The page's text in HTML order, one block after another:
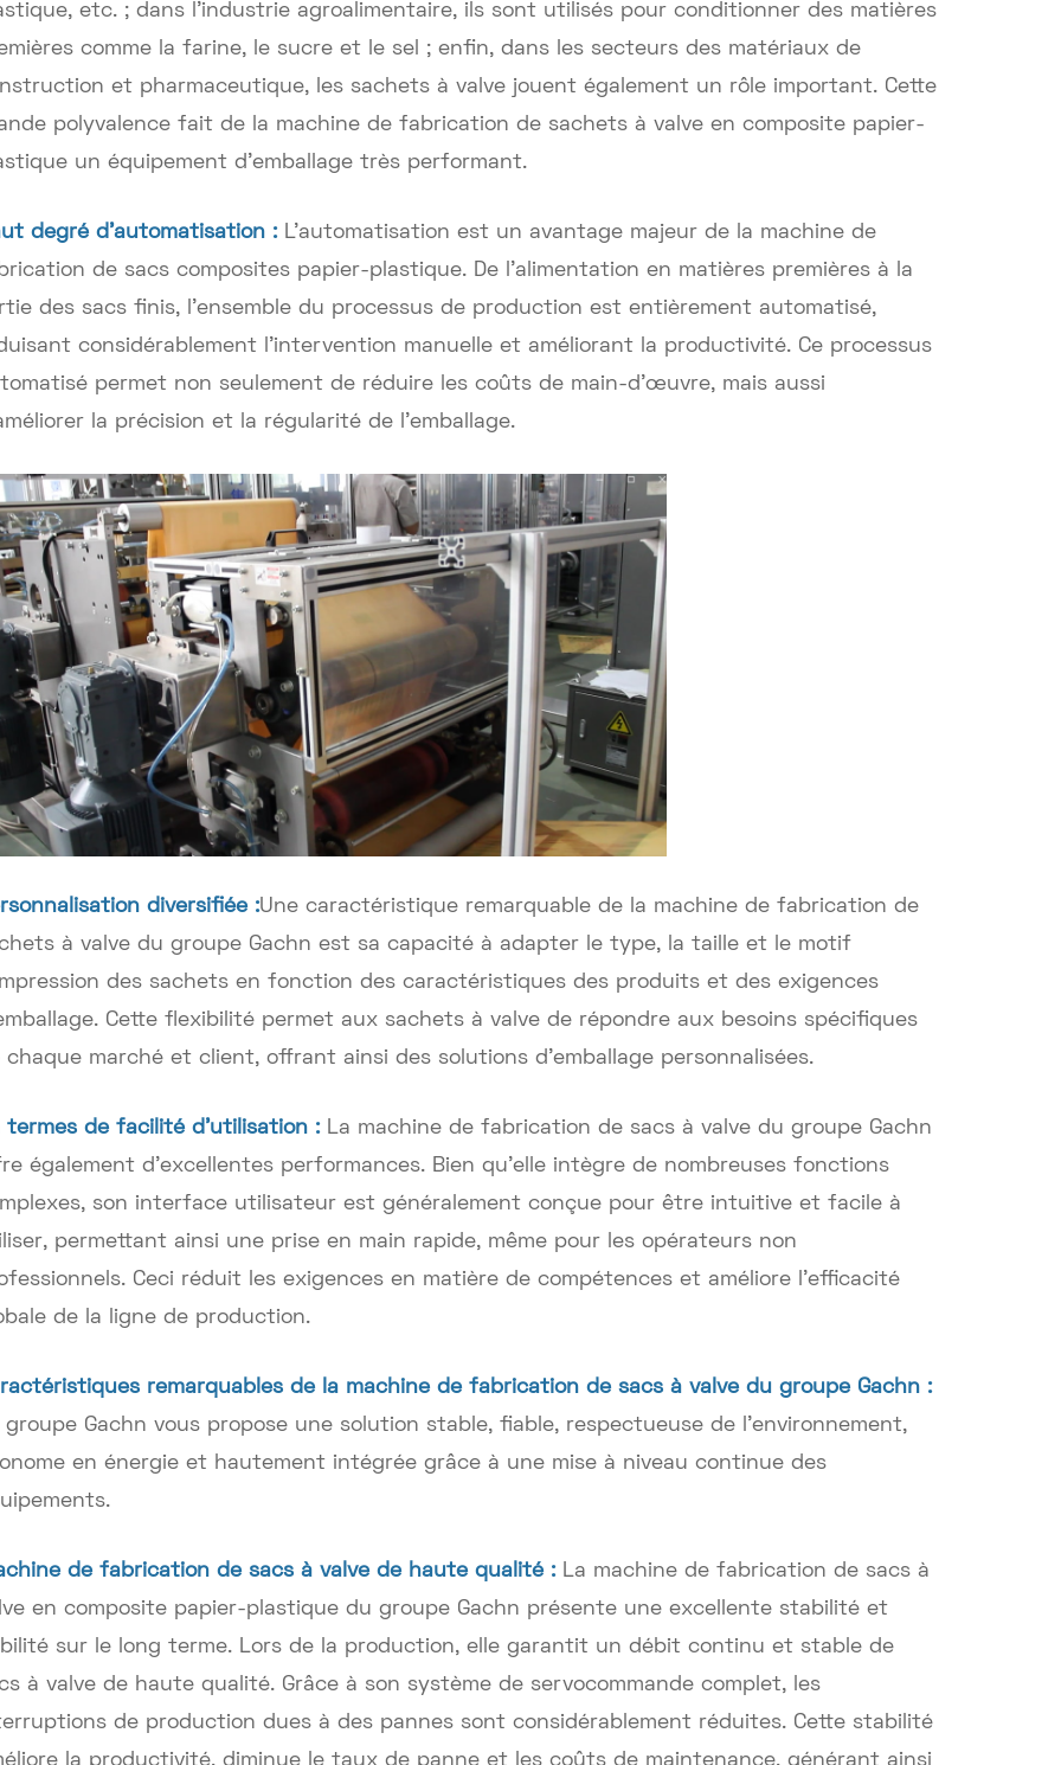
etc. ; dans l'industrie agroalimentaire, ils sont utilisés pour conditionner des matières
comme la farine, le sucre et le sel ; enfin, dans les secteurs des matériaux de
et pharmaceutique, les sachets à valve jouent également un rôle important. Cette
polyvalence fait de la machine de fabrication de sachets à valve en composite papier-
un équipement d'emballage très performant.
degré d'automatisation :L'automatisation est un avantage majeur de la machine de
de sacs composites papier-plastique. De l'alimentation en matières premières à la
des sacs finis, l'ensemble du processus de production est entièrement automatisé,
considérablement l'intervention manuelle et améliorant la productivité. Ce processus
permet non seulement de réduire les coûts de main-d'œuvre, mais aussi
la précision et la régularité de l'emballage.
diversifiée :Une caractéristique remarquable de la machine de fabrication de
à valve du groupe Gachn est sa capacité à adapter le type, la taille et le motif
des sachets en fonction des caractéristiques des produits et des exigences
Cette flexibilité permet aux sachets à valve de répondre aux besoins spécifiques
chaque marché et client, offrant ainsi des solutions d'emballage personnalisées.
termes de facilité d'utilisation : La machine de fabrication de sacs à valve du groupe Gachn
également d'excellentes performances. Bien qu'elle intègre de nombreuses fonctions
son interface utilisateur est généralement conçue pour être intuitive et facile à
permettant ainsi une prise en main rapide, même pour les opérateurs non
Ceci réduit les exigences en matière de compétences et améliore l'efficacité
de la ligne de production.
remarquables de la machine de fabrication de sacs à valve du groupe Gachn :
groupe Gachn vous propose une solution stable, fiable, respectueuse de l'environnement,
en énergie et hautement intégrée grâce à une mise à niveau continue des
de fabrication de sacs à valve de haute qualité : La machine de fabrication de sacs à
en composite papier-plastique du groupe Gachn présente une excellente stabilité et
sur le long terme. Lors de la production, elle garantit un débit continu et stable de
à valve de haute qualité. Grâce à son système de servocommande complet, les
de production dues à des pannes sont considérablement réduites. Cette stabilité